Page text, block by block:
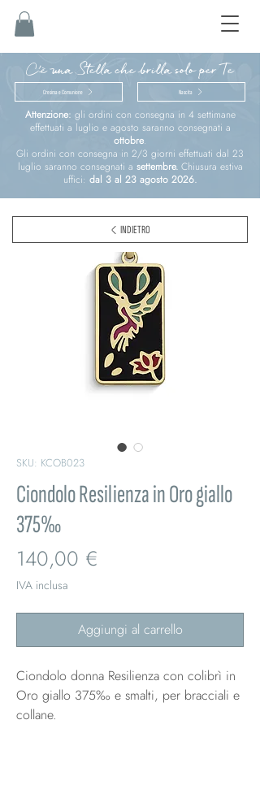
C'è una Stella che brilla solo per Te
Cresima e Comunione Nascita
Attenzione: gli ordini con consegna in 4 settimane
effettuati a luglio e agosto saranno consegnati a
ottobre.
Gli ordini con consegna in 2/3 giorni effettuati dal 23
luglio saranno consegnati a settembre.Chiusura estiva
uffici: dal 3 al 23 agosto 2026.
SKU: KCOB023
Ciondolo Resilienza in Oro giallo
375‰
140,00 €
IVA inclusa
Aggiungi al carrello
Ciondolo donna Resilienza con colibrì in
Oro giallo 375‰ e smalti, per bracciali e
collane.
INDIETRO